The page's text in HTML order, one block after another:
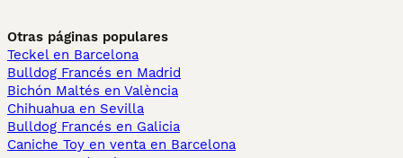
Otras páginas populares
Teckel en Barcelona
Bulldog Francés en Madrid
Bichón Maltés en València
Chihuahua en Sevilla
Bulldog Francés en Galicia
Caniche Toy en venta en Barcelona